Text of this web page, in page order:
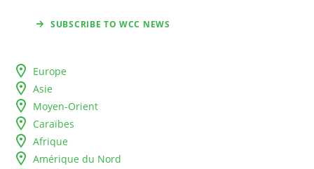
SUBSCRIBE TO WCC NEWS
Europe
Asie
Moyen-Orient
Caraïbes
Afrique
Amérique du Nord